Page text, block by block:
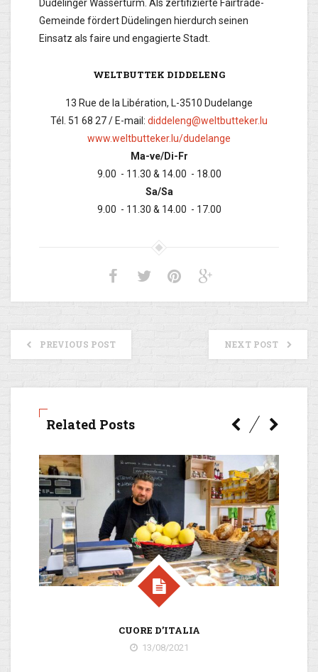
Düdelinger Wasserturm. Als zertifizierte Fairtrade-
Gemeinde fördert Düdelingen hierdurch seinen
Einsatz als faire und engagierte Stadt.
WELTBUTTEK DIDDELENG
13 Rue de la Libération, L-3510 Dudelange
Tél. 51 68 27 / E-mail: diddeleng@weltbutteker.lu
www.weltbutteker.lu/dudelange
Ma-ve/Di-Fr
9.00 - 11.30 & 14.00 - 18.00
Sa/Sa
9.00 - 11.30 & 14.00 - 17.00
PREVIOUS POST NEXT POST
Related Posts
CUORE D’ITALIA
13/08/2021